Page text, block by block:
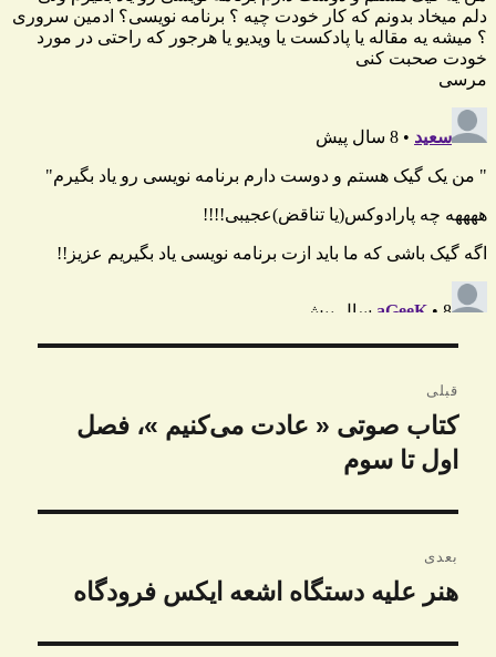
نوشته
قبلی
نوشته
قبلی:
کتاب صوتی « عادت می‌کنیم »، فصل
اول تا سوم
بعدی
نوشته
هنر علیه دستگاه اشعه ایکس فرودگاه